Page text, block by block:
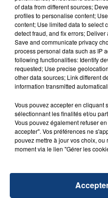
23 juillet 2026
INCENDIE MORTEL À
SON BÉBÉ ENTRE LA
Un homme s'est
aspergé sa compagne
d'un liquide inflammable.
OPÉRER DE LA
of data from different sources;
profiles to personalise content;
content; Use limited data to select
detect fraud, and fix errors;
Save and communicate privacy
process personal data such as IP
following functionalities: Identify
requested; Use precise
other data sources; Link different
information transmitted
Vous pouvez accepter en cliquant
sélectionnant les finalités et/ou
Vous pouvez également refuser
accepter". Vos préférences ne
pouvez mettre à jour vos choix,
moment via le lien "Gérer les